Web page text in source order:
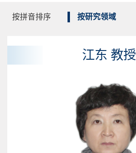
按拼音排序 按研究领域
江东 教授